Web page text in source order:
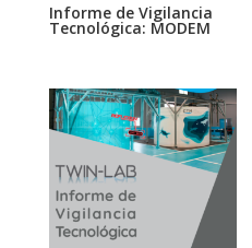
Informe de Vigilancia
Tecnológica: MODEM